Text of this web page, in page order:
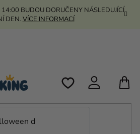
14:00 BUDOU DORUČENY NÁSLEDUJÍCÍ
DEN. VÍCE INFORMACÍ